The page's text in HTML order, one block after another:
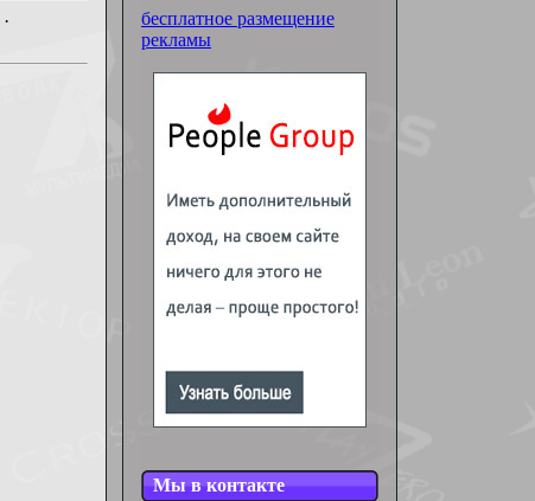
·
бесплатное размещение
рекламы
Мы в контакте